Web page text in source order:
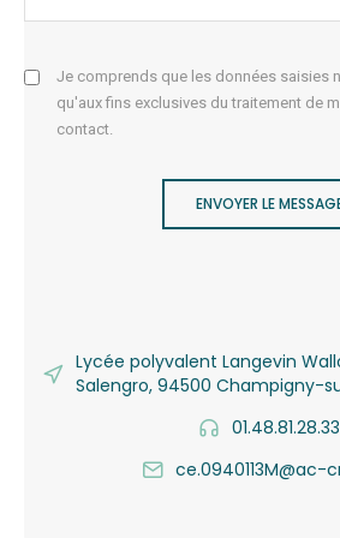
Je comprends que les données saisies
qu'aux fins exclusives du traitement de
contact.
ENVOYER LE
Lycée polyvalent Langevin
Salengro, 94500 Champigny-
01.48.81.28.33
ce.0940113M@ac-